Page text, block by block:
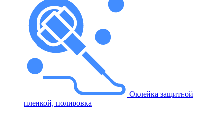
Оклейка защитной
пленкой, полировка